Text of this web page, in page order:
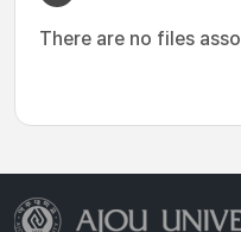
There are no files